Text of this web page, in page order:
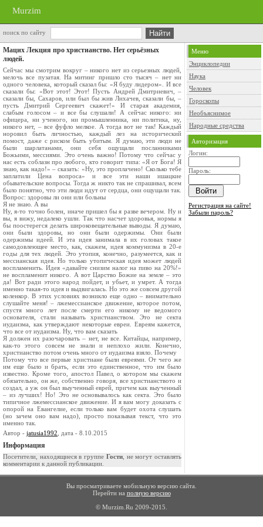
Murzim
поиск по сайту
Мацих Лекция про христианство. Нет серьёзных
людей.
Сейчас мы смотрим вокруг – никого нет из серьезных людей,
мелочь все пузатая. На митинг пришло сто тысяч – нет ни
одного человека, который сказал бы: «Я буду лидером». И все
сказали бы: «Вот этот! Этот! Пусть Андрей Дмитриевич, –
сказали бы, Сахаров, или был бы жив Лихачев, сказали бы, –
пусть Дмитрий Сергеевич скажет!» И старая академия,
слабым голосом – и все бы слушали! А сейчас никого: ни
офицера, ни ученого, ни промышленника, ни политика, ну,
никого нет, – все фуфло мелкое. А тогда вот не так! Каждый
норовил быть личностью, каждый лез на исторический
помост, даже с риском быть убитым. Я думаю, эти люди не
были шарлатанами, они себя ощущали посланниками
Божьими, мессиями. Это очень важно! Потому что сейчас у
нас есть соблазн про любого, кто говорит типа: «Я от Бога! Я
знаю, как надо!» – сказать: «Ну, это проплачено! Сколько тебе
заплатили Цена вопроса» и все эти наши ишацкие
обывательские вопросы. Тогда ж никто так не спрашивал, всем
было понятно, что эти люди идут от сердца, они ощущали так.
Вопрос: здоровы ли они или больны
Я не знаю. А вы
Ну, я-то точно болен, иначе пришел бы я разве вечером. Ну и
вы, я вижу, недалеко ушли. Так что насчет здоровья, нормы я
бы поостерегся делать широковещательные выводы. Я думаю,
они были здоровы, но они были одержимы. Они были
одержимы идеей. И эта идея занимала в их головах такое
самодовлеющее место, как, скажем, идея коммунизма в 20-е
годы для тех людей. Это утопия, конечно, разумеется, как и
мессианская идея. Но только утопическая идея может людей
воспламенить. Идея «давайте снизим налог на пиво на 20%!»
не воспламенит никого. А вот Царство Божие на земле – это
да! Вот ради этого народ пойдет, и убьет, и умрет. А тогда
именно такая-то идея и выдвигалась. Но это же совсем другой
коленкор. В этих условиях возникло еще одно – внимательно
слушайте меня! – лжемессианское движение, которое потом,
спустя много лет после смерти его никому не ведомого
основателя, стали называть христианством. Это не секта
иудаизма, как утверждают некоторые евреи. Евреям кажется,
что все от иудаизма. Ну, что вам сказать
Я должен их разочаровать – нет, не все. Китайцы, например,
как-то этого совсем не знали и неплохо жили. Конечно,
христианство потом очень много от иудаизма взяло. Почему
Потому что все первые христиане были евреями. От чего же
им еще было и брать, если это единственное, что им было
известно. Кроме того, апостол Павел, о котором мы скажем
обязательно, он же, собственно говоря, все христианството и
создал, а уж он был выученный еврей, причем как выученный
– из лучших! Но! Это не основывалось как секта. Это было
типичное лжемессианское движение. И я вам могу доказать с
опорой на Евангелие, если только вам будет охота слушать
(но зачем оно вам надо), просто показывая текст, что это
именно так.
Автор - jatusia1992 , дата - 8.10.2015
Информация
Посетители, находящиеся в группе Гости, не могут оставлять
комментарии к данной публикации.
Меню
Энциклопедии
Наука
Человек
Гороскопы
Необъяснимое
Народные средства
Авторизация
Логин:
Пароль:
Регистрация на сайте!
Забыли пароль?
Вы просматриваете мобильную версию сайта.
Перейти на полную версию
© Murzim.Ru 2009-2015.